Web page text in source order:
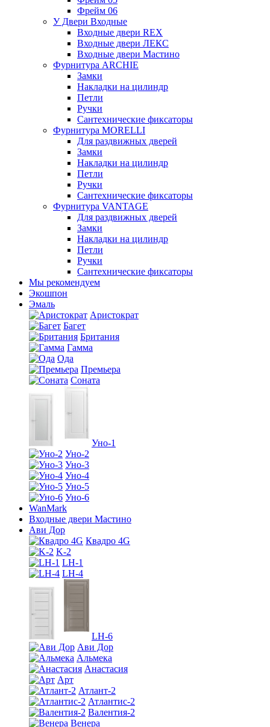
Фрейм 06
У Двери Входные
Входные двери REX
Входные двери ЛЕКС
Входные двери Мастино
Фурнитура ARCHIE
Замки
Накладки на цилиндр
Петли
Ручки
Сантехнические фиксаторы
Фурнитура MORELLI
Для раздвижных дверей
Замки
Накладки на цилиндр
Петли
Ручки
Сантехнические фиксаторы
Фурнитура VANTAGE
Для раздвижных дверей
Замки
Накладки на цилиндр
Петли
Ручки
Сантехнические фиксаторы
Мы рекомендуем
Экошпон
Эмаль
Аристократ
Багет
Британия
Гамма
Ода
Премьера
Соната
Уно-1
Уно-2
Уно-3
Уно-4
Уно-5
Уно-6
WanMark
Входные двери Мастино
Ави Дор
Квадро 4G
K-2
LH-1
LH-4
LH-6
Ави Дор
Альмека
Анастасия
Арт
Атлант-2
Атлантис-2
Валентия-2
Венера